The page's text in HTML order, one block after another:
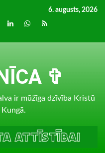
6. augusts, 2026
LinkedInwhatsapp
RSS
✞
ir mūžīga dzīvība Kristū
Kungā.